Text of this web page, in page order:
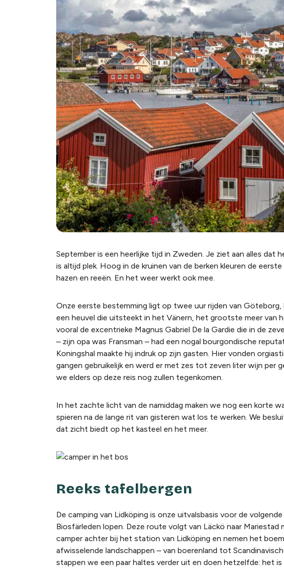
September is een heerlijke tijd in Zweden. Je ziet aan alles
is altijd plek. Hoog in de kruinen van de berken kleuren de
hazen en reeën. En het weer werkt ook mee.
Onze eerste bestemming ligt op twee uur rijden van
een heuvel die uitsteekt in het Vänern, het grootste meer van
vooral de excentrieke Magnus Gabriel De la Gardie die in de
– zijn opa was Fransman – had een nogal bourgondische
Koningshal maakte hij indruk op zijn gasten. Hier vonden
gangen gebruikelijk en werd er met zes tot zeven liter wijn per
we elders op deze reis nog zullen tegenkomen.
In het zachte licht van de namiddag maken we nog een korte
spieren na de lange rit van gisteren wat los te werken. We
dat zicht biedt op het kasteel en het meer.
Reeks tafelbergen
De camping van Lidköping is onze uitvalsbasis voor de
Biosfärleden lopen. Deze route volgt van Läckö naar
camper achter bij het station van Lidköping en nemen het
afwisselende landschappen – van boerenland tot
stappen we een paar haltes verder uit en doen hetzelfde: het